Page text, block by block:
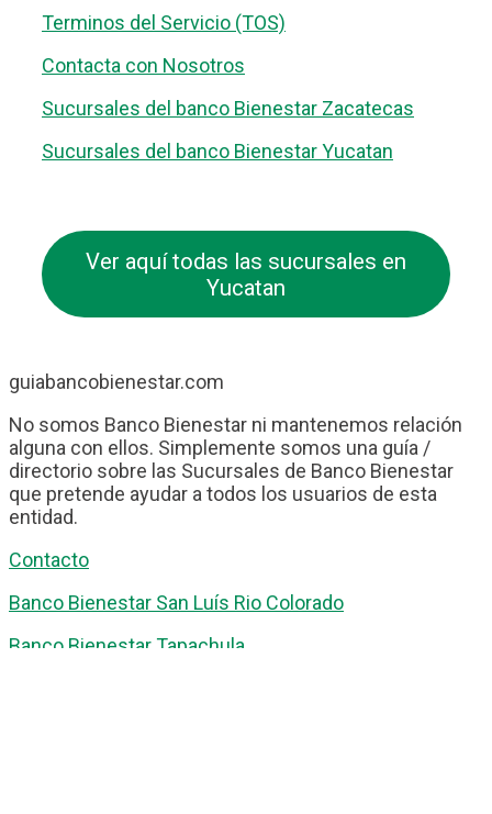
Terminos del Servicio (TOS)
Contacta con Nosotros
Sucursales del banco Bienestar Zacatecas
Sucursales del banco Bienestar Yucatan
Ver aquí todas las sucursales en
Yucatan
guiabancobienestar.com
No somos Banco Bienestar ni mantenemos relación
alguna con ellos. Simplemente somos una guía /
directorio sobre las Sucursales de Banco Bienestar
que pretende ayudar a todos los usuarios de esta
entidad.
Contacto
Banco Bienestar San Luís Rio Colorado
Banco Bienestar Tapachula